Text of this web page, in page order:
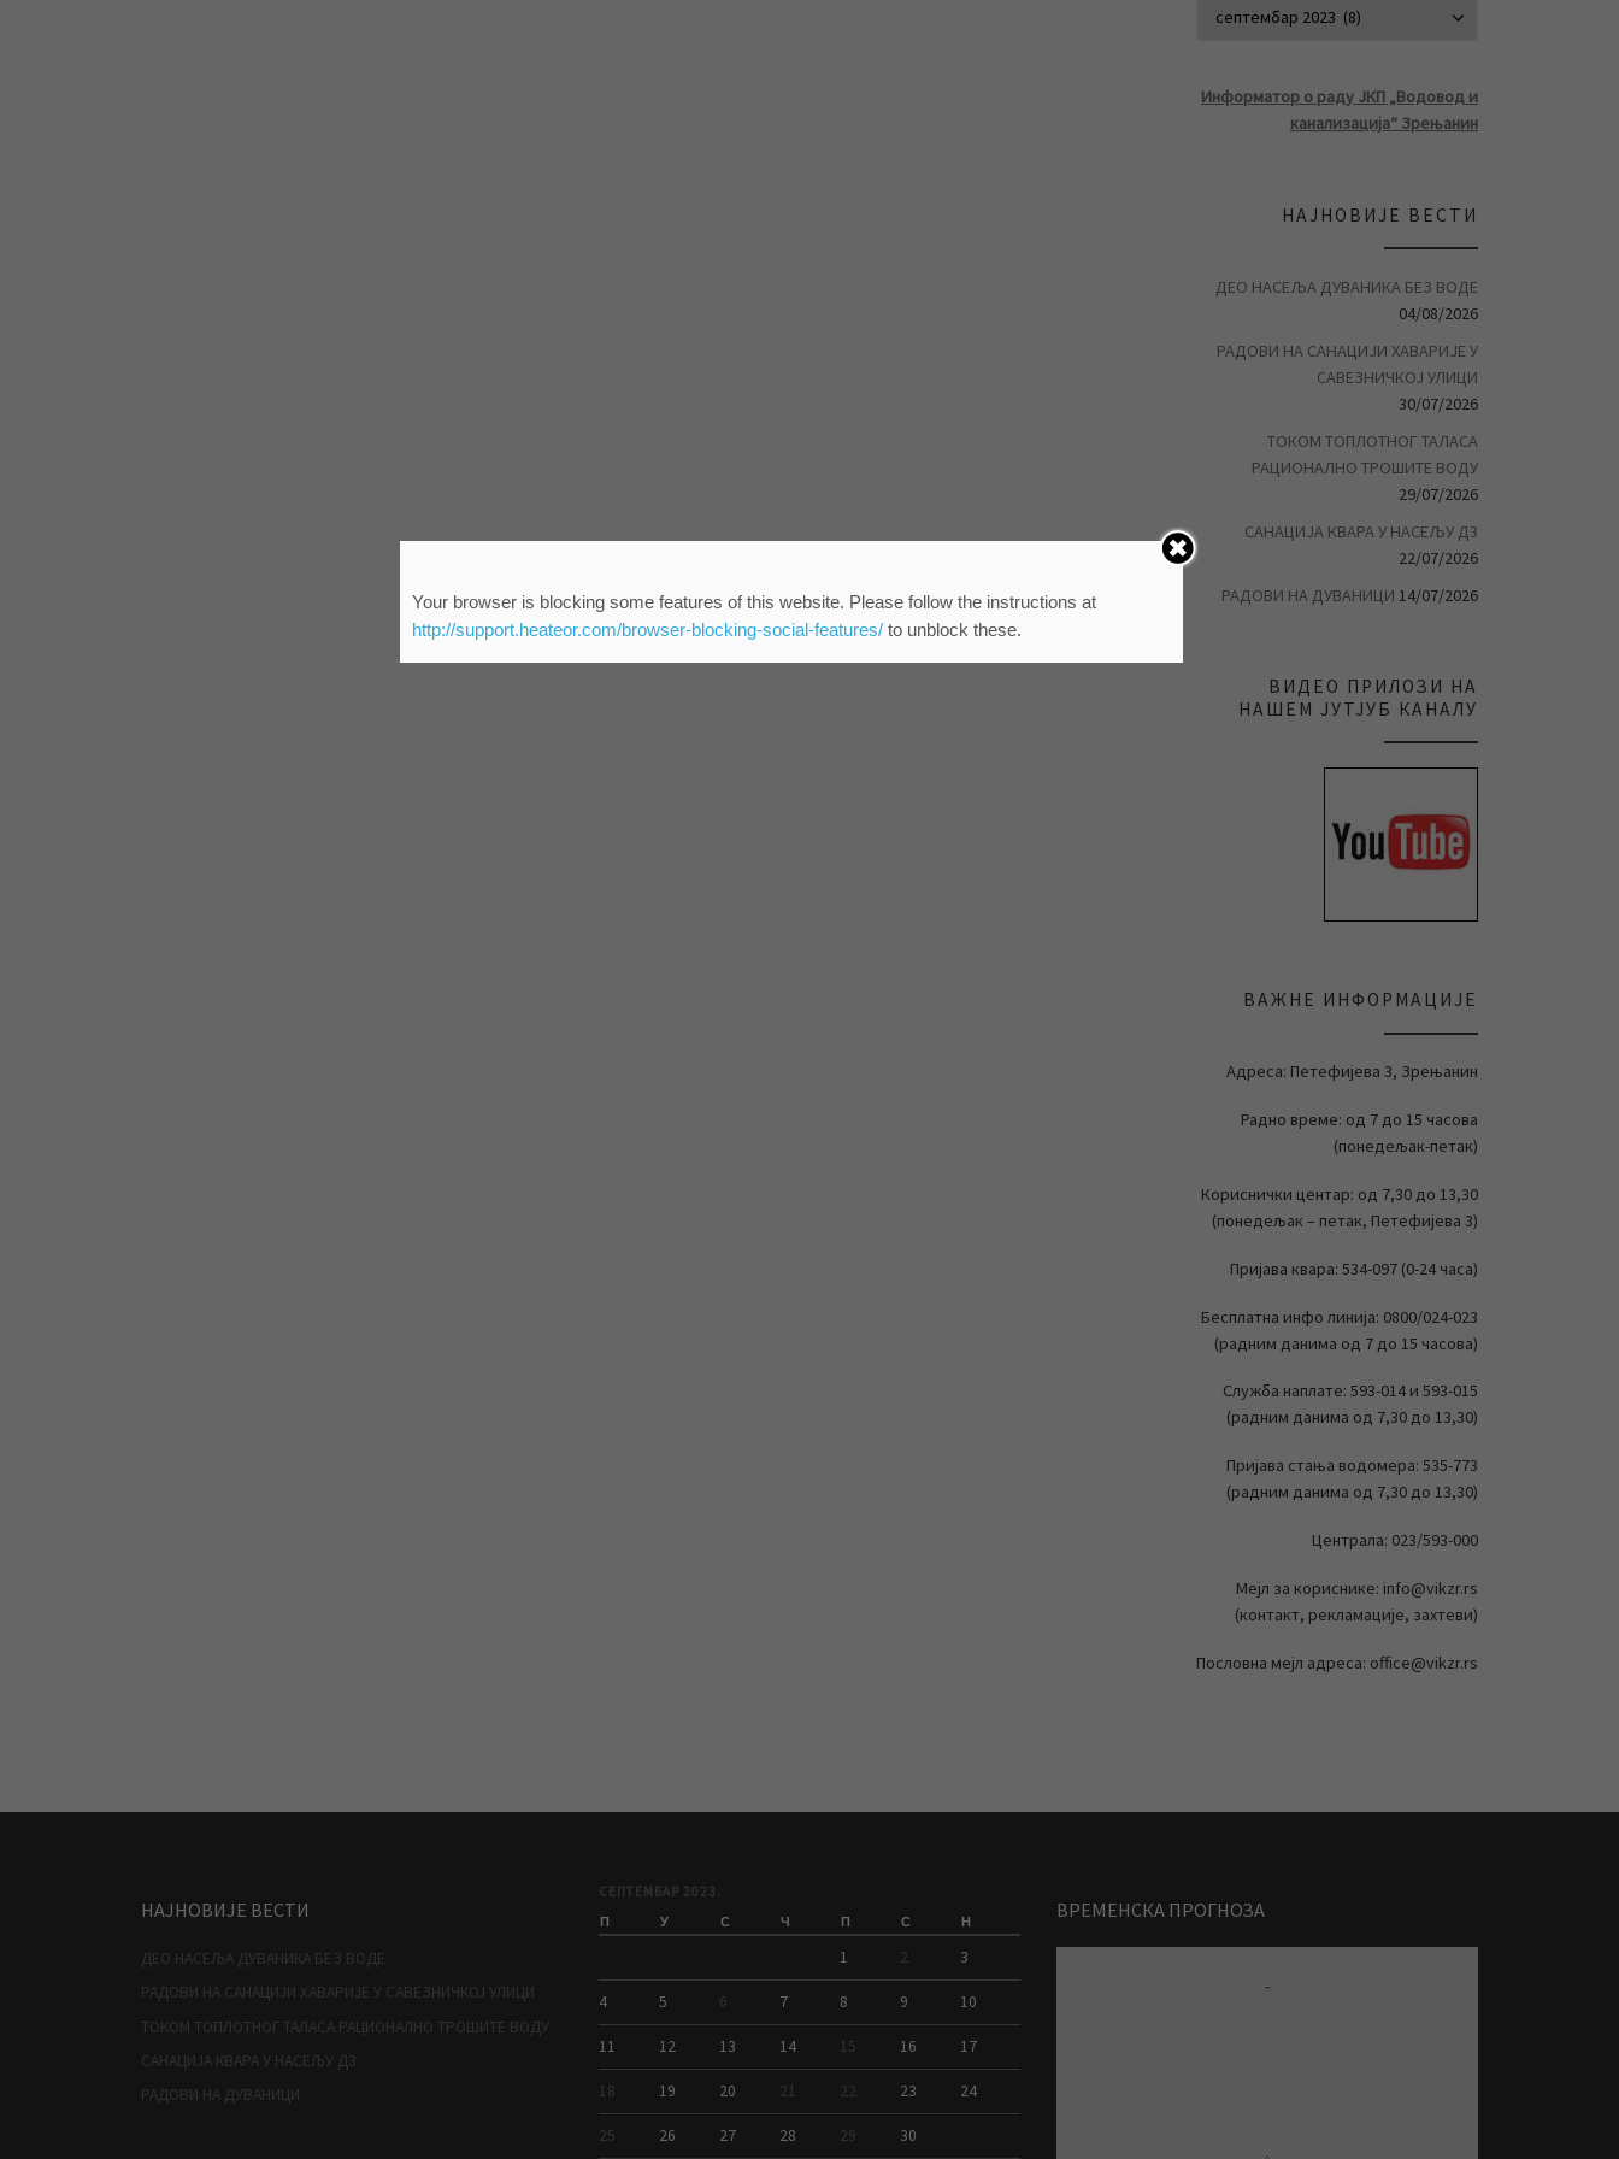
Информатор о раду ЈКП „Водовод и
канализација“ Зрењанин
НАЈНОВИЈЕ ВЕСТИ
ДЕО НАСЕЉА ДУВАНИКА БЕЗ ВОДЕ
04/08/2026
РАДОВИ НА САНАЦИЈИ ХАВАРИЈЕ У
САВЕЗНИЧКОЈ УЛИЦИ
30/07/2026
ТОКОМ ТОПЛОТНОГ ТАЛАСА
РАЦИОНАЛНО ТРОШИТЕ ВОДУ
29/07/2026
САНАЦИЈА КВАРА У НАСЕЉУ Д3
22/07/2026
РАДОВИ НА ДУВАНИЦИ 14/07/2026
ВИДЕО ПРИЛОЗИ НА
НАШЕМ ЈУТЈУБ КАНАЛУ
ВАЖНЕ ИНФОРМАЦИЈЕ
Адреса: Петефијева 3, Зрењанин
Радно време: од 7 до 15 часова
(понедељак-петак)
Кориснички центар: од 7,30 до 13,30
(понедељак – петак, Петефијева 3)
Пријава квара: 534-097 (0-24 часа)
Бесплатна инфо линија: 0800/024-023
(радним данима од 7 до 15 часова)
Служба наплате: 593-014 и 593-015
(радним данима од 7,30 до 13,30)
Пријава стања водомера: 535-773
(радним данима од 7,30 до 13,30)
Централа: 023/593-000
Мејл за кориснике: info@vikzr.rs
(контакт, рекламације, захтеви)
Пословна мејл адреса: office@vikzr.rs
НАЈНОВИЈЕ ВЕСТИ
ДЕО НАСЕЉА ДУВАНИКА БЕЗ ВОДЕ
РАДОВИ НА САНАЦИЈИ ХАВАРИЈЕ У САВЕЗНИЧКОЈ УЛИЦИ
ТОКОМ ТОПЛОТНОГ ТАЛАСА РАЦИОНАЛНО ТРОШИТЕ ВОДУ
САНАЦИЈА КВАРА У НАСЕЉУ Д3
РАДОВИ НА ДУВАНИЦИ
СЕПТЕМБАР 2023.
П У С Ч П С Н
1 2 3
4 5 6 7 8 9 10
11 12 13 14 15 16 17
18 19 20 21 22 23 24
25 26 27 28 29 30
ВРЕМЕНСКА ПРОГНОЗА
-
Your browser is blocking some features of this website. Please follow the instructions at
http://support.heateor.com/browser-blocking-social-features/to unblock these.